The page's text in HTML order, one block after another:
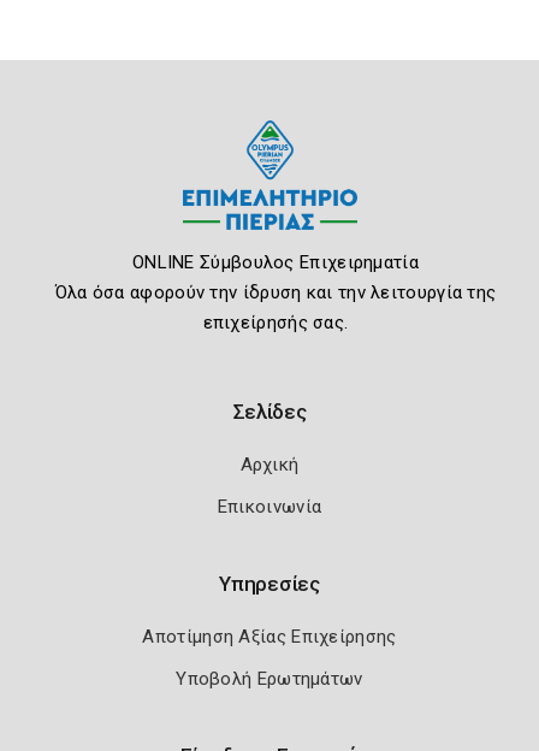
ONLINE Σύμβουλος Επιχειρηματία
Όλα όσα αφορούν την ίδρυση και την λειτουργία της
επιχείρησής σας.
Σελίδες
Αρχική
Επικοινωνία
Υπηρεσίες
Αποτίμηση Αξίας Επιχείρησης
Υποβολή Ερωτημάτων